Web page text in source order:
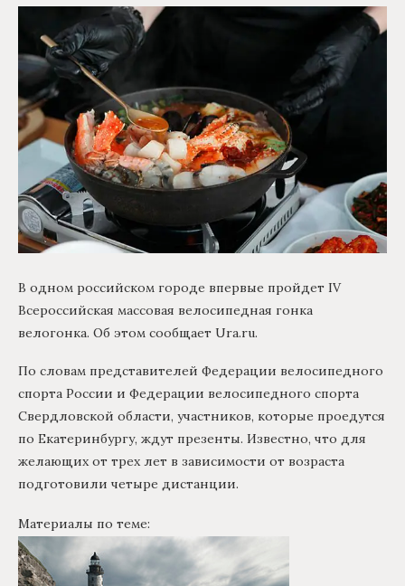
В одном российском городе впервые пройдет IV
Всероссийская массовая велосипедная гонка
велогонка. Об этом сообщает Ura.ru.
По словам представителей Федерации велосипедного
спорта России и Федерации велосипедного спорта
Свердловской области, участников, которые проедутся
по Екатеринбургу, ждут презенты. Известно, что для
желающих от трех лет в зависимости от возраста
подготовили четыре дистанции.
Материалы по теме: